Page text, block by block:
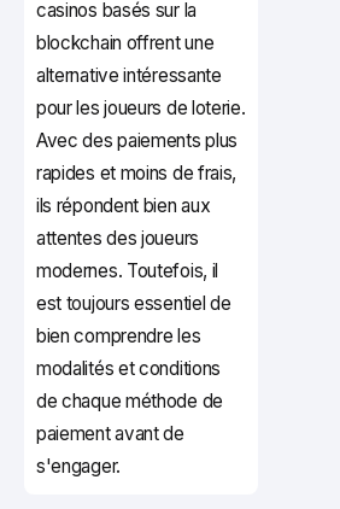
casinos basés sur la
blockchain offrent une
alternative intéressante
pour les joueurs de loterie.
Avec des paiements plus
rapides et moins de frais,
ils répondent bien aux
attentes des joueurs
modernes. Toutefois, il
est toujours essentiel de
bien comprendre les
modalités et conditions
de chaque méthode de
paiement avant de
s'engager.